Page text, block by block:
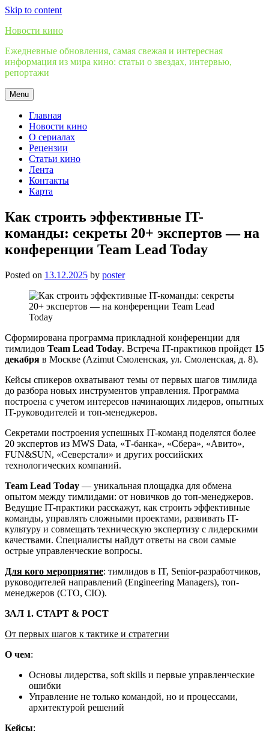
Skip to content
Новости кино
Ежедневные обновления, самая свежая и интересная
информация из мира кино: статьи о звездах, интервью,
репортажи
Menu
Главная
Новости кино
О сериалах
Рецензии
Статьи кино
Лента
Контакты
Карта
Как строить эффективные IT-
команды: секреты 20+ экспертов — на
конференции Team Lead Today
Posted on 13.12.2025 by poster
Сформирована программа прикладной конференции для
тимлидов Team Lead Today. Встреча IT-практиков пройдет 15
декабря в Москве (Azimut Смоленская, ул. Смоленская, д. 8).
Кейсы спикеров охватывают темы от первых шагов тимлида
до разбора новых инструментов управления. Программа
построена с учетом интересов начинающих лидеров, опытных
IT-руководителей и топ-менеджеров.
Секретами построения успешных IT-команд поделятся более
20 экспертов из MWS Data, «Т-банка», «Сбера», «Авито»,
FUN&SUN, «Северстали» и других российских
технологических компаний.
Team Lead Today — уникальная площадка для обмена
опытом между тимлидами: от новичков до топ-менеджеров.
Ведущие IT-практики расскажут, как строить эффективные
команды, управлять сложными проектами, развивать IT-
культуру и совмещать техническую экспертизу с лидерскими
качествами. Специалисты найдут ответы на свои самые
острые управленческие вопросы.
Для кого мероприятие: тимлидов в IT, Senior-разработчиков,
руководителей направлений (Engineering Managers), топ-
менеджеров (CTO, CIO).
ЗАЛ 1. СТАРТ & РОСТ
От первых шагов к тактике и стратегии
О чем:
Основы лидерства, soft skills и первые управленческие
ошибки
Управление не только командой, но и процессами,
архитектурой решений
Кейсы: